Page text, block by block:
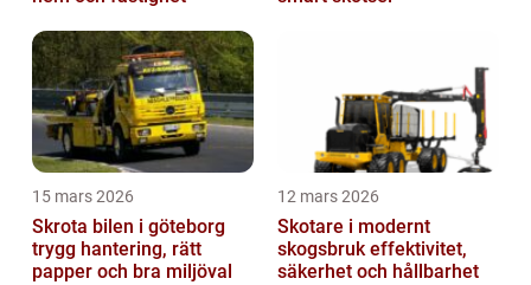
15 mars 2026
Skrota bilen i göteborg
trygg hantering, rätt
papper och bra miljöval
12 mars 2026
Skotare i modernt
skogsbruk effektivitet,
säkerhet och hållbarhet